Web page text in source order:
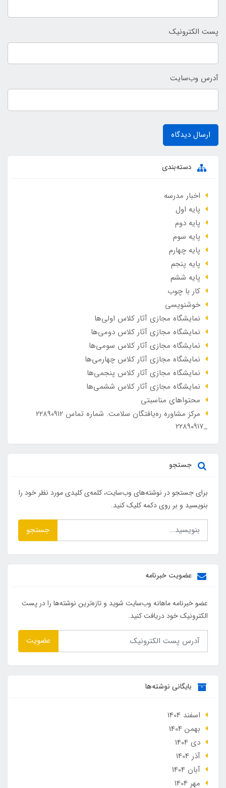
پست الکترونیک
آدرس وب‌سایت
ارسال دیدگاه
دسته‌بندی
اخبار مدرسه
پایه اول
پایه دوم
پایه سوم
پایه چهارم
پایه پنجم
پایه ششم
کار با چوب
خوشنویسی
نمایشگاه مجازی آثار کلاس اولی‌ها
نمایشگاه مجازی آثار کلاس دومی‌ها
نمایشگاه مجازی آثار کلاس سومی‌ها
نمایشگاه مجازی آثار کلاس چهارمی‌ها
نمایشگاه مجازی آثار کلاس پنجمی‌ها
نمایشگاه مجازی آثار کلاس ششمی‌ها
محتواهای مناسبتی
مرکز مشاوره ره‌یافتگان سلامت. شماره تماس ۲۲۸۹۰۹۱۲
_۲۲۸۹۰۹۱۷
جستجو
برای جستجو در نوشته‌های وب‌سایت، کلمه‌ی کلیدی مورد نظر خود را
بنویسید و بر روی دکمه کلیک کنید.
جستجو
عضویت خبرنامه
عضو خبرنامه ماهانه وب‌سایت شوید و تازه‌ترین نوشته‌ها را در پست
الکترونیک خود دریافت کنید.
عضویت
بایگانی نوشته‌ها
اسفند 1404
بهمن 1404
دی 1404
آذر 1404
آبان 1404
مهر 1404